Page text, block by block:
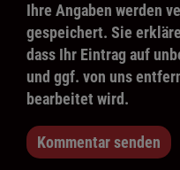
Ihre Angaben werden
gespeichert. Sie
dass Ihr Eintrag auf
und ggf. von uns
bearbeitet wird.
Kommentar senden